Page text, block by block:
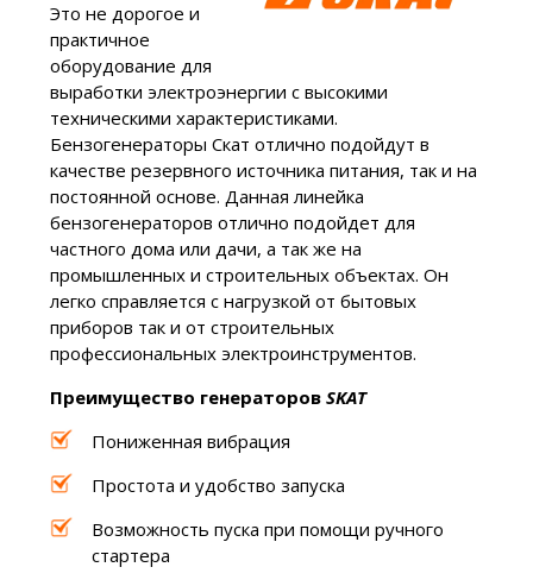
Это не дорогое и
практичное
оборудование для
выработки электроэнергии с высокими
техническими характеристиками.
Бензогенераторы Скат отлично подойдут в
качестве резервного источника питания, так и на
постоянной основе. Данная линейка
бензогенераторов отлично подойдет для
частного дома или дачи, а так же на
промышленных и строительных объектах. Он
легко справляется с нагрузкой от бытовых
приборов так и от строительных
профессиональных электроинструментов.
Преимущество генераторов SKAT
Пониженная вибрация
Простота и удобство запуска
Возможность пуска при помощи ручного
стартера